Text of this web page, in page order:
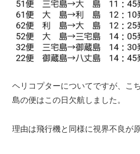
ヘリコプターについてですが、こ
島の便はこの日欠航しました。
理由は飛行機と同様に視界不良が